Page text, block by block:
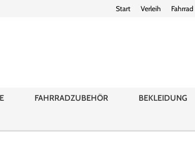
Start Verleih
FAHRRADZUBEHÖR BEKLEIDUNG